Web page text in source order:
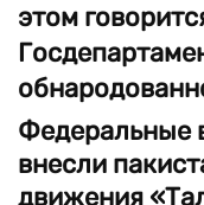
этом
Федеральные
внесли
движения